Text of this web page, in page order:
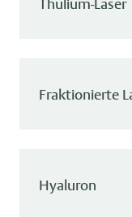
Fraktionierte
Hyaluron